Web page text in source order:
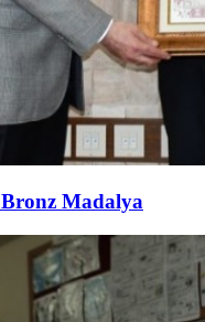
Bronz Madalya